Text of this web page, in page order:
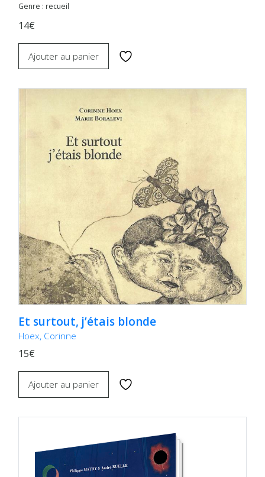
Genre : recueil
14€
Ajouter au panier
Et surtout, j’étais blonde
Hoex, Corinne
15€
Ajouter au panier